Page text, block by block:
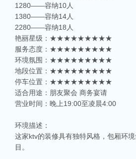
1280——容纳10人
1380——容纳14人
2280——容纳18人
艳丽星级：★★★★★★★★★
服务态度：★★★★★★★★★
环境氛围：★★★★★★★★★
地段位置：★★★★★★★★★
停车位置：★★★★★★★★★
适合用途：朋友聚会 商务宴请
营业时间：晚上19:00至凌晨4:00
环境描述：
这家ktv的装修具有独特风格，包厢环
目。